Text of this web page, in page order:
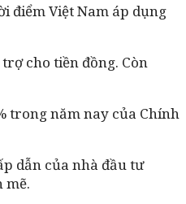
điểm Việt Nam áp dụng
cho tiền đồng. Còn
trong năm nay của Chính
dẫn của nhà đầu tư
mẽ.